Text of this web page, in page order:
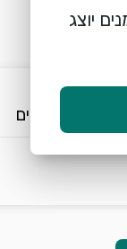
יוצג